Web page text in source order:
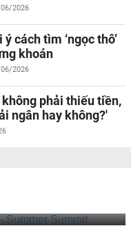
2026
cách tìm ‘ngọc thô’
khoán
2026
không phải thiếu tiền,
ngân hay không?'
- Summer